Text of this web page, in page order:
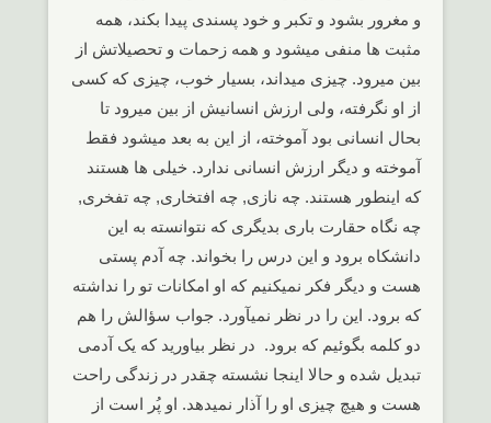
و مغرور بشود و تکبر و خود پسندی پیدا بکند، همه
مثبت ها منفی میشود و همه زحمات و تحصیلاتش از
بین میرود. چیزی میداند، بسیار خوب، چیزی که کسی
از او نگرفته، ولی ارزش انسانیش از بین میرود تا
بحال انسانی بود آموخته، از این به بعد میشود فقط
آموخته و دیگر ارزش انسانی ندارد. خیلی ها هستند
که اینطور هستند. چه نازی, چه افتخاری, چه تفخری,
چه نگاه حقارت باری بدیگری که نتوانسته به این
دانشکاه برود و این درس را بخواند. چه آدم پستی
هست و دیگر فکر نمیکنیم که او امکانات تو را نداشته
که برود. این را در نظر نمیآورد. جواب سؤالش را هم
دو کلمه بگوئیم که برود. در نظر بیاورید که یک آدمی
تبدیل شده و حالا اینجا نشسته چقدر در زندگی راحت
هست و هیچ چیزی او را آذار نمیدهد. او پُر است از